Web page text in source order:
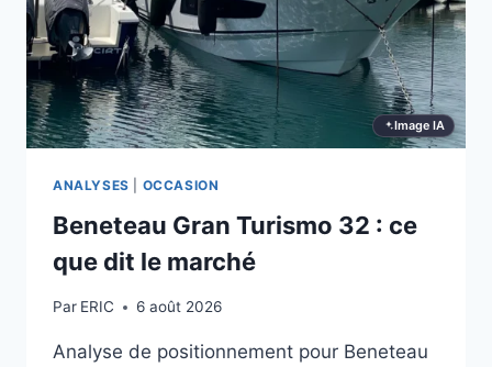
Image IA
ANALYSES OCCASION
Beneteau Gran Turismo 32 : ce
que dit le marché
Par ERIC 6 août 2026
Analyse de positionnement pour Beneteau